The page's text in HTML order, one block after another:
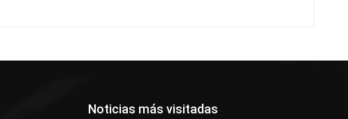
Noticias más visitadas